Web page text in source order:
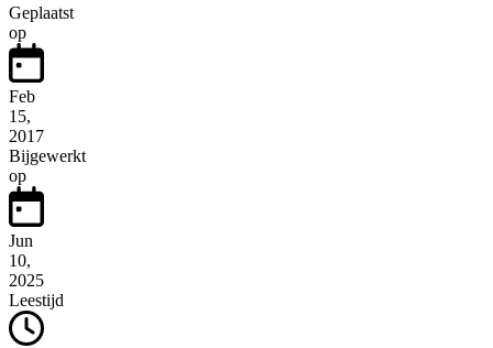
Geplaatst
op
Feb
15,
2017
Bijgewerkt
op
Jun
10,
2025
Leestijd